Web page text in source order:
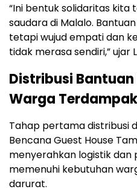
“Ini bentuk solidaritas kita
saudara di Malalo.
tetapi wujud empati dan
tidak merasa sendiri,” ujar
Distribusi Bantuan
Warga Terdampak
Tahap pertama distribusi
Bencana Guest House
menyerahkan logistik
memenuhi kebutuhan
darurat.